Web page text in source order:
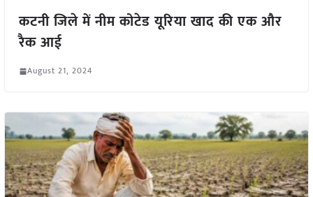
कटनी जिले में नीम कोटेड यूरिया खाद की एक और
रैक आई
August 21, 2024